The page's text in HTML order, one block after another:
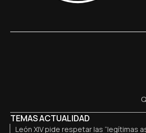
TEMAS ACTUALIDAD
León XIV pide respetar las “legítimas